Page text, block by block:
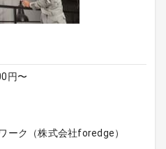
円〜
ーク（株式会社foredge）